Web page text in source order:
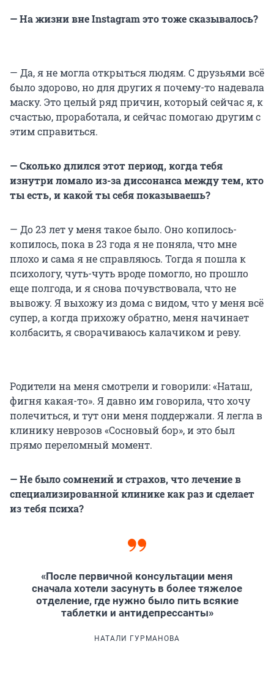
— На жизни вне Instagram это тоже сказывалось?
— Да, я не могла открыться людям. С друзьями всё
было здорово, но для других я почему-то надевала
маску. Это целый ряд причин, который сейчас я, к
счастью, проработала, и сейчас помогаю другим с
этим справиться.
— Сколько длился этот период, когда тебя
изнутри ломало из-за диссонанса между тем, кто
ты есть, и какой ты себя показываешь?
— До 23 лет у меня такое было. Оно копилось-
копилось, пока в 23 года я не поняла, что мне
плохо и сама я не справляюсь. Тогда я пошла к
психологу, чуть-чуть вроде помогло, но прошло
еще полгода, и я снова почувствовала, что не
вывожу. Я выхожу из дома с видом, что у меня всё
супер, а когда прихожу обратно, меня начинает
колбасить, я сворачиваюсь калачиком и реву.
Родители на меня смотрели и говорили: «Наташ,
фигня какая-то». Я давно им говорила, что хочу
полечиться, и тут они меня поддержали. Я легла в
клинику неврозов «Сосновый бор», и это был
прямо переломный момент.
— Не было сомнений и страхов, что лечение в
специализированной клинике как раз и сделает
из тебя психа?
«После первичной консультации меня
сначала хотели засунуть в более тяжелое
отделение, где нужно было пить всякие
таблетки и антидепрессанты»
НАТАЛИ ГУРМАНОВА